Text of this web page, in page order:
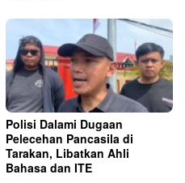
Polisi Dalami Dugaan
Pelecehan Pancasila di
Tarakan, Libatkan Ahli
Bahasa dan ITE